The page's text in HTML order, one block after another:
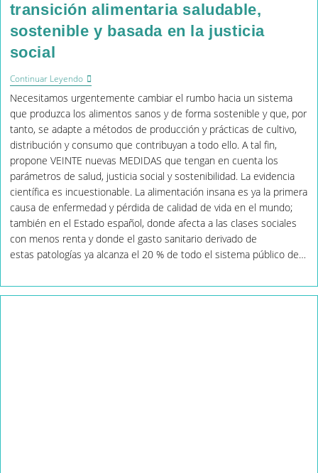
transición alimentaria saludable,
sostenible y basada en la justicia
social
Continuar LeyendoJUSTICIA
ALIMENTARIA
Pide
Al
Nuevo
Gobierno
Políticas
Públicas
Para
Una
Transición
Alimentaria
Saludable,
Sostenible
Y
Basada
En
Justicia
Social
Necesitamos urgentemente cambiar el rumbo hacia un sistema
que produzca los alimentos sanos y de forma sostenible y que, por
tanto, se adapte a métodos de producción y prácticas de cultivo,
distribución y consumo que contribuyan a todo ello. A tal fin,
propone VEINTE nuevas MEDIDAS que tengan en cuenta los
parámetros de salud, justicia social y sostenibilidad. La evidencia
científica es incuestionable. La alimentación insana es ya la primera
causa de enfermedad y pérdida de calidad de vida en el mundo;
también en el Estado español, donde afecta a las clases sociales
con menos renta y donde el gasto sanitario derivado de
estas patologías ya alcanza el 20 % de todo el sistema público de…